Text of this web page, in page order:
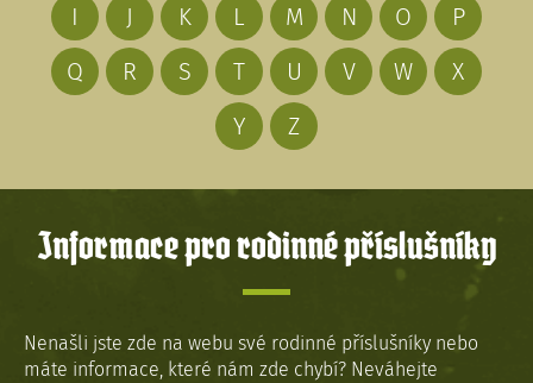
I
J K L M N O
P
Q
R S T U V W
X
Y
Z
Informace pro rodinné příslušníky
Nenašli jste zde na webu své rodinné příslušníky nebo
máte informace, které nám zde chybí? Neváhejte